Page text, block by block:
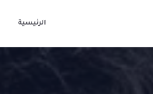
الرئيسية